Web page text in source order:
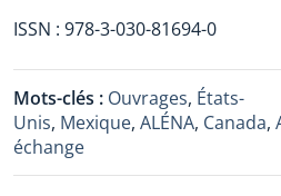
ISSN : 978-3-030-81694-0
Mots-clés : Ouvrages, États-
Unis, Mexique, ALÉNA, Canada,
échange